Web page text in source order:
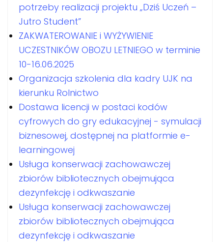
potrzeby realizacji projektu „Dziś Uczeń –
Jutro Student”
ZAKWATEROWANIE i WYŻYWIENIE
UCZESTNIKÓW OBOZU LETNIEGO w terminie
10-16.06.2025
Organizacja szkolenia dla kadry UJK na
kierunku Rolnictwo
Dostawa licencji w postaci kodów
cyfrowych do gry edukacyjnej - symulacji
biznesowej, dostępnej na platformie e-
learningowej
Usługa konserwacji zachowawczej
zbiorów bibliotecznych obejmująca
dezynfekcję i odkwaszanie
Usługa konserwacji zachowawczej
zbiorów bibliotecznych obejmująca
dezynfekcję i odkwaszanie